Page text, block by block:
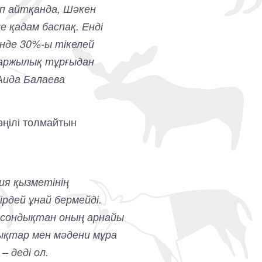
айтқанда, Шәкен
қадам баспақ. Енді
30%-ы тікелей
тұрғыдан
Балаева
толмайтын
қызметінің
ұнай бермейді.
сондықтан оның арнайы
мен мәдени мұра
деді ол.